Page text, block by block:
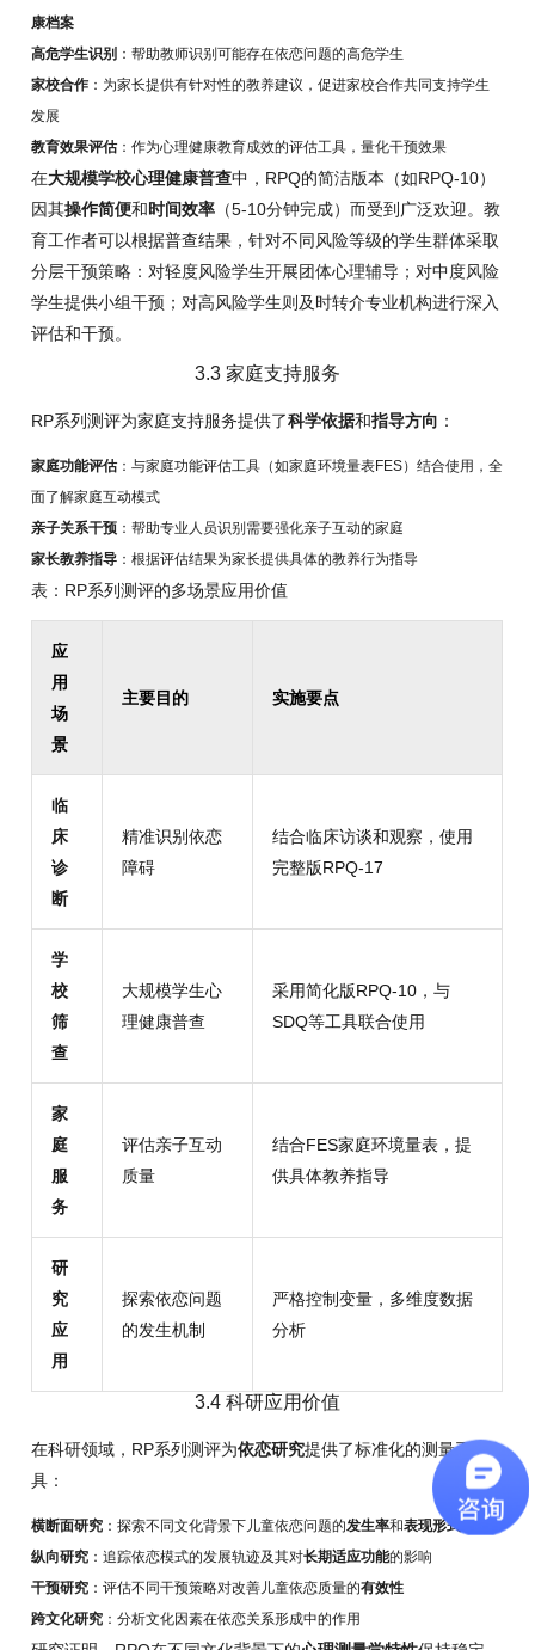
康档案
高危学生识别 ：帮助教师识别可能存在依恋问题的高危学生
家校合作 ：为家长提供有针对性的教养建议，促进家校合作共同支持学生
发展
教育效果评估：作为心理健康教育成效的评估工具，量化干预效果
在大规模学校心理健康普查中，RPQ的简洁版本（如RPQ-10）
因其操作简便和时间效率 （5-10分钟完成）而受到广泛欢迎。教
育工作者可以根据普查结果，针对不同风险等级的学生群体采取
分层干预策略：对轻度风险学生开展团体心理辅导；对中度风险
学生提供小组干预；对高风险学生则及时转介专业机构进行深入
评估和干预。
3.3 家庭支持服务
RP系列测评为家庭支持服务提供了科学依据和指导方向 ：
家庭功能评估：与家庭功能评估工具（如家庭环境量表FES）结合使用，全
面了解家庭互动模式
亲子关系干预 ：帮助专业人员识别需要强化亲子互动的家庭
家长教养指导 ：根据评估结果为家长提供具体的教养行为指导
表：RP系列测评的多场景应用价值
应
用
场
景
主要目的 实施要点
临
床
诊
断
精准识别依恋
障碍
结合临床访谈和观察，使用
完整版RPQ-17
学
校
筛
查
大规模学生心
理健康普查
采用简化版RPQ-10，与
SDQ等工具联合使用
家
庭
服
务
评估亲子互动
质量
结合FES家庭环境量表，提
供具体教养指导
研
究
应
用
探索依恋问题
的发生机制
严格控制变量，多维度数据
分析
3.4 科研应用价值
在科研领域，RP系列测评为依恋研究提供了标准化的测量工
具：
横断面研究 ：探索不同文化背景下儿童依恋问题的发生率和表现形式
纵向研究 ：追踪依恋模式的发展轨迹及其对长期适应功能的影响
干预研究 ：评估不同干预策略对改善儿童依恋质量的有效性
跨文化研究 ：分析文化因素在依恋关系形成中的作用